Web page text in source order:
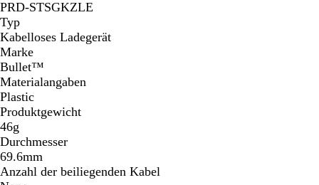
PRD-STSGKZLE
Typ
Kabelloses Ladegerät
Marke
Bullet™
Materialangaben
Plastic
Produktgewicht
46g
Durchmesser
69.6mm
Anzahl der beiliegenden Kabel